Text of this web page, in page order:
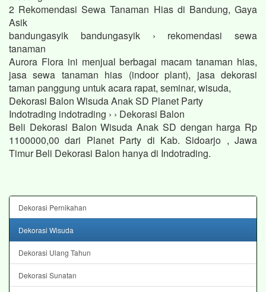
2 Rekomendasi Sewa Tanaman Hias di Bandung, Gaya
Asik
bandungasyik bandungasyik › rekomendasi sewa
tanaman
Aurora Flora ini menjual berbagai macam tanaman hias,
jasa sewa tanaman hias (indoor plant), jasa dekorasi
taman panggung untuk acara rapat, seminar, wisuda,
Dekorasi Balon Wisuda Anak SD Planet Party
Indotrading indotrading › › Dekorasi Balon
Beli Dekorasi Balon Wisuda Anak SD dengan harga Rp
1100000,00 dari Planet Party di Kab. Sidoarjo , Jawa
Timur Beli Dekorasi Balon hanya di Indotrading.
Dekorasi Pernikahan
Dekorasi Wisuda
Dekorasi Ulang Tahun
Dekorasi Sunatan